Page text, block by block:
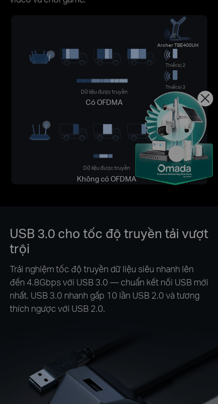
Dữ liệu được truyền
Có OFDMA
Dữ liệu được truyền
Không có OFDMA
Archer TBE400UH
Thiết bị 2
Thiết bị 3
Đang chờ
Thiết bị 2
Thiết bị 3
USB 3.0 cho tốc độ truyền tải vượt
trội
Trải nghiệm tốc độ truyền dữ liệu siêu nhanh lên
đến 4.8Gbps với USB 3.0 — chuẩn kết nối USB mới
nhất. USB 3.0 nhanh gấp 10 lần USB 2.0 và tương
thích ngược với USB 2.0.